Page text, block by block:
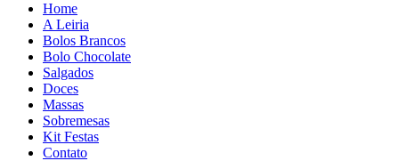
Home
A Leiria
Bolos Brancos
Bolo Chocolate
Salgados
Doces
Massas
Sobremesas
Kit Festas
Contato